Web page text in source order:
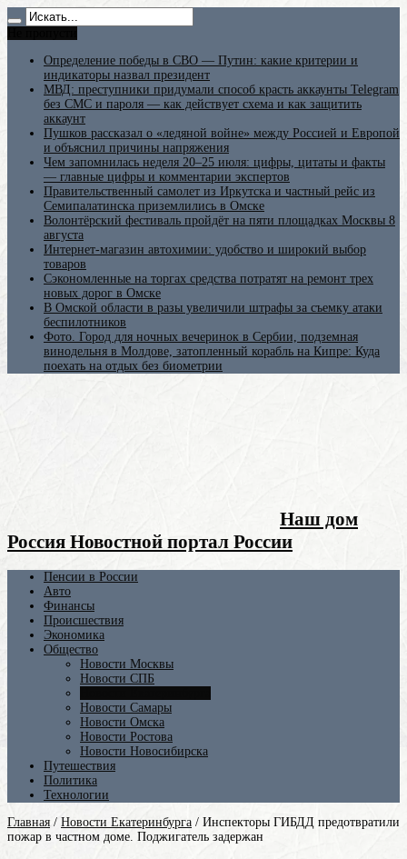
Определение победы в СВО — Путин: какие критерии и
индикаторы назвал президент
МВД: преступники придумали способ красть аккаунты Telegram
без СМС и пароля — как действует схема и как защитить
аккаунт
Пушков рассказал о «ледяной войне» между Россией и Европой
и объяснил причины напряжения
Чем запомнилась неделя 20–25 июля: цифры, цитаты и факты
— главные цифры и комментарии экспертов
Правительственный самолет из Иркутска и частный рейс из
Семипалатинска приземлились в Омске
Волонтёрский фестиваль пройдёт на пяти площадках Москвы 8
августа
Интернет-магазин автохимии: удобство и широкий выбор
товаров
Сэкономленные на торгах средства потратят на ремонт трех
новых дорог в Омске
В Омской области в разы увеличили штрафы за съемку атаки
беспилотников
Фото. Город для ночных вечеринок в Сербии, подземная
винодельня в Молдове, затопленный корабль на Кипре: Куда
поехать на отдых без биометрии
Наш дом
Россия Новостной портал России
Пенсии в России
Авто
Финансы
Происшествия
Экономика
Общество
Новости Москвы
Новости СПБ
Новости Самары
Новости Омска
Новости Ростова
Новости Новосибирска
Путешествия
Политика
Технологии
Главная / Новости Екатеринбурга / Инспекторы ГИБДД предотвратили
пожар в частном доме. Поджигатель задержан